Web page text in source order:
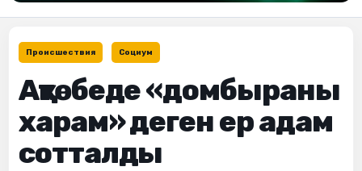
Происшествия Социум
Ақтөбеде «домбыраны
харам» деген ер адам
сотталды